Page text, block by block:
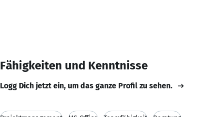
Fähigkeiten und Kenntnisse
Logg Dich jetzt ein, um das ganze Profil zu sehen.